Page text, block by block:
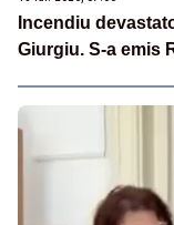
Incendiu
Giurgiu. S-a emis